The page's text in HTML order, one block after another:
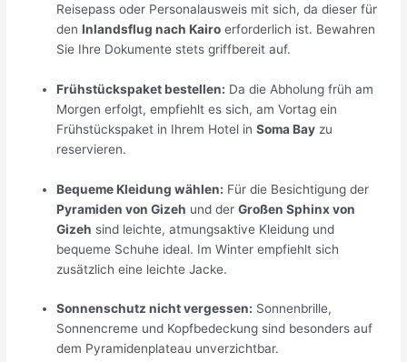
Reisepass oder Personalausweis mit sich, da dieser für
denInlandsflug nach Kairo erforderlich ist. Bewahren
Sie Ihre Dokumente stets griffbereit auf.
Frühstückspaket bestellen: Da die Abholung früh am
Morgen erfolgt, empfiehlt es sich, am Vortag ein
Frühstückspaket in Ihrem Hotel inSoma Bay zu
reservieren.
Bequeme Kleidung wählen: Für die Besichtigung der
Pyramiden von Gizeh und derGroßen Sphinx von
Gizeh sind leichte, atmungsaktive Kleidung und
bequeme Schuhe ideal. Im Winter empfiehlt sich
zusätzlich eine leichte Jacke.
Sonnenschutz nicht vergessen: Sonnenbrille,
Sonnencreme und Kopfbedeckung sind besonders auf
dem Pyramidenplateau unverzichtbar.